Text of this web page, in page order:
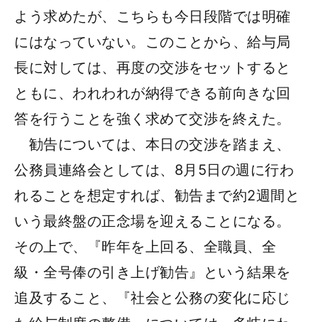
よう求めたが、こちらも今日段階では明確
にはなっていない。このことから、給与局
長に対しては、再度の交渉をセットすると
ともに、われわれが納得できる前向きな回
答を行うことを強く求めて交渉を終えた。
勧告については、本日の交渉を踏まえ、
公務員連絡会としては、8月5日の週に行わ
れることを想定すれば、勧告まで約2週間と
いう最終盤の正念場を迎えることになる。
その上で、『昨年を上回る、全職員、全
級・全号俸の引き上げ勧告』という結果を
追及すること、『社会と公務の変化に応じ